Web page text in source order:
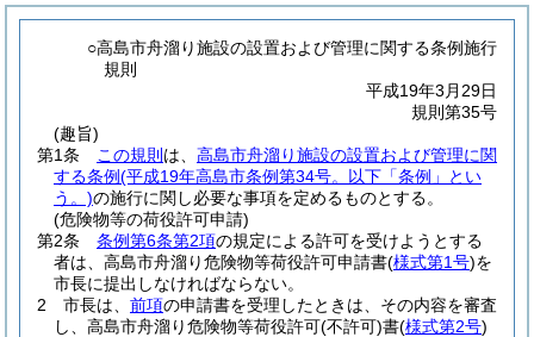
○高島市舟溜り施設の設置および管理に関する条例施行
規則
平成19年3月29日
規則第35号
(趣旨)
第1条
この規則 は、 高島市舟溜り施設の設置および管理に関
する条例(平成19年高島市条例第34号。以下「条例」とい
う。)の施行に関し必要な事項を定めるものとする。
(危険物等の荷役許可申請)
第2条
条例第6条第2項の規定による許可を受けようとする
者は、高島市舟溜り危険物等荷役許可申請書(様式第1号)を
市長に提出しなければならない。
2
市長は、 前項の申請書を受理したときは、その内容を審査
し、高島市舟溜り危険物等荷役許可(不許可)書(様式第2号)